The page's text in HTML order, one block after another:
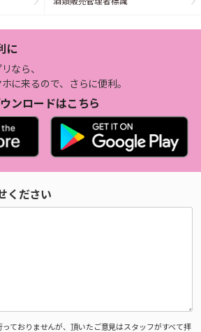
に
なら、
に来るので、さらに便利。
ンロードはこちら
ください
ておりませんが、頂いたご意見はスタッフがすべて拝